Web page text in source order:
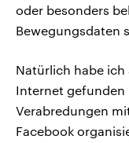
oder besonders
Bewegungsdaten
Natürlich habe ich
Internet
Verabredungen
Facebook